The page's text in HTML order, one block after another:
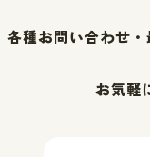
各種お問い合わせ
お気軽